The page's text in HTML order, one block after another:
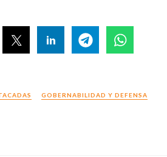
GOBERNABILIDAD Y DEFENSA